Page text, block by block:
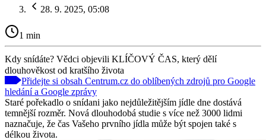
28. 9. 2025, 05:08
1 min
Kdy snídáte? Vědci objevili KLÍČOVÝ ČAS, který dělí
dlouhověkost od kratšího života
Přidejte si obsah Centrum.cz do oblíbených zdrojů pro Google
hledání a Google zprávy
Staré pořekadlo o snídani jako nejdůležitějším jídle dne dostává
temnější rozměr. Nová dlouhodobá studie s více než 3000 lidmi
naznačuje, že čas Vašeho prvního jídla může být spojen také s
délkou života.